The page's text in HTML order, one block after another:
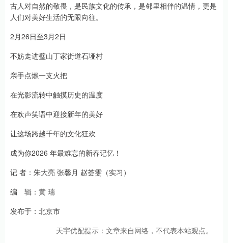
古人对自然的敬畏，是民族文化的传承，是邻里相伴的温情，更是
人们对美好生活的无限向往。
2月26日至3月2日
不妨走进璧山丁家街道石垭村
亲手点燃一支火把
在光影流转中触摸历史的温度
在欢声笑语中迎接新年的美好
让这场跨越千年的文化狂欢
成为你2026 年最难忘的新春记忆！
记 者：朱大亮 张馨月 赵荟雯（实习）
编 辑：黄 瑞
发布于：北京市
天宇优配提示：文章来自网络，不代表本站观点。